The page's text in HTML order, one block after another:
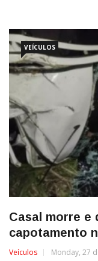
VEÍCULOS
Casal morre e
capotamento
Veículos Monday, 27